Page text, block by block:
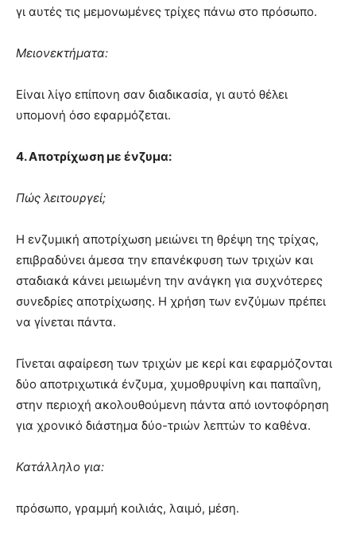
γι αυτές τις μεμονωμένες τρίχες πάνω στο πρόσωπο.
Μειονεκτήματα:
Είναι λίγο επίπονη σαν διαδικασία, γι αυτό θέλει
υπομονή όσο εφαρμόζεται.
4. Αποτρίχωση με ένζυμα:
Πώς λειτουργεί;
Η ενζυμική αποτρίχωση μειώνει τη θρέψη της τρίχας,
επιβραδύνει άμεσα την επανέκφυση των τριχών και
σταδιακά κάνει μειωμένη την ανάγκη για συχνότερες
συνεδρίες αποτρίχωσης. Η χρήση των ενζύμων πρέπει
να γίνεται πάντα.
Γίνεται αφαίρεση των τριχών με κερί και εφαρμόζονται
δύο αποτριχωτικά ένζυμα, χυμοθρυψίνη και παπαΐνη,
στην περιοχή ακολουθούμενη πάντα από ιοντοφόρηση
για χρονικό διάστημα δύο-τριών λεπτών το καθένα.
Κατάλληλο για:
πρόσωπο, γραμμή κοιλιάς, λαιμό, μέση.